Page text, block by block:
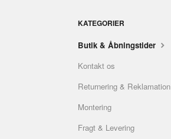
KATEGORIER
Butik & Åbningstider
Kontakt os
Returnering & Reklamation
Montering
Fragt & Levering